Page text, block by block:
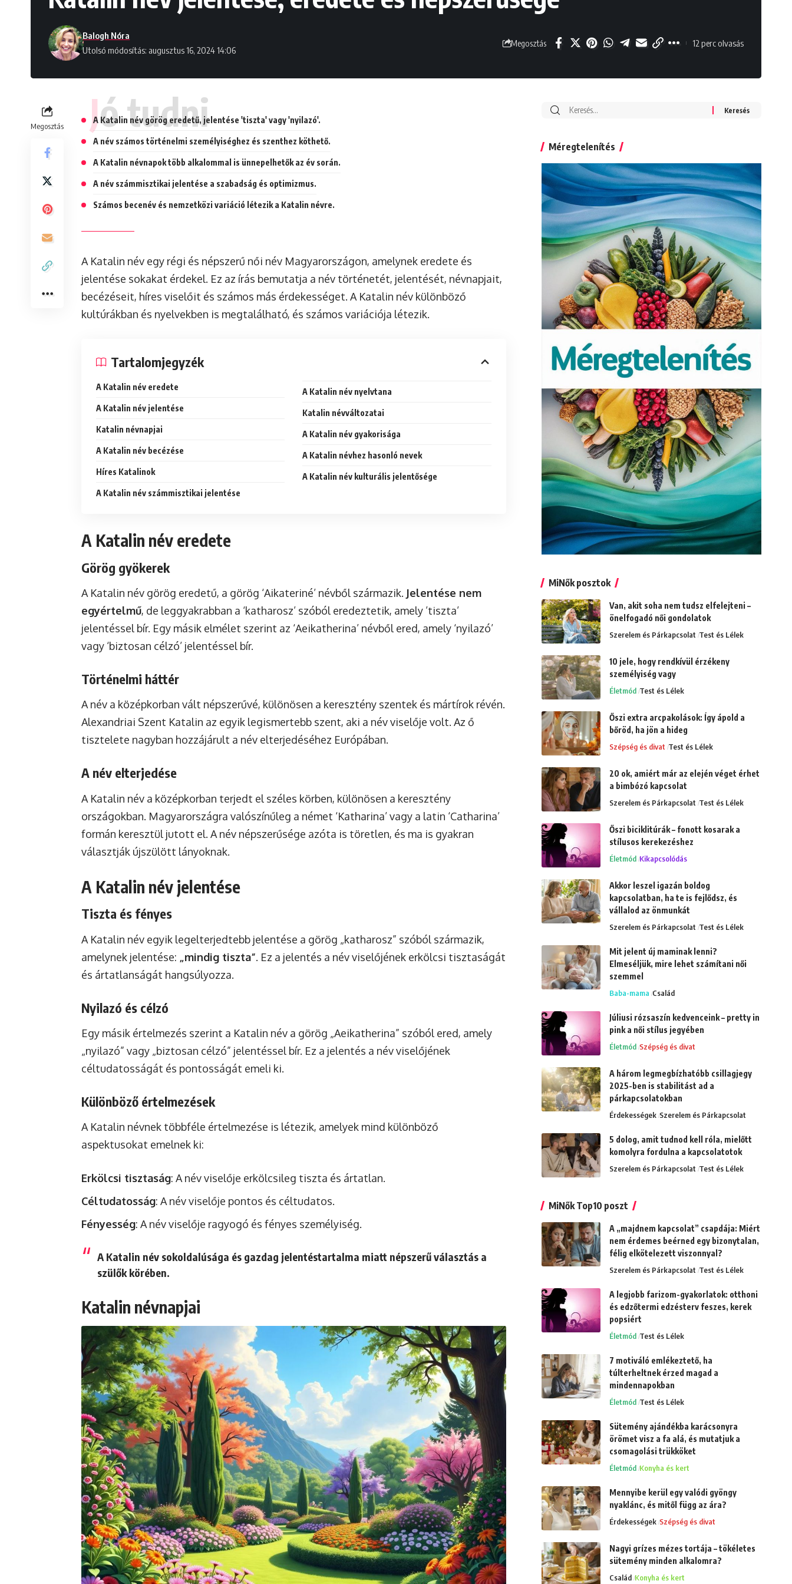
Utolsó módosítás: augusztus 16, 2024 14:06
Balogh Nóra
Megosztás 12 perc olvasás
Megosztás Jó tudni
A Katalin név görög eredetű, jelentése 'tiszta' vagy 'nyilazó'.
A név számos történelmi személyiséghez és szenthez köthető.
A Katalin névnapok több alkalommal is ünnepelhetők az év során.
A név számmisztikai jelentése a szabadság és optimizmus.
Számos becenév és nemzetközi variáció létezik a Katalin névre.
A Katalin név egy régi és népszerű női név Magyarországon, amelynek eredete és
jelentése sokakat érdekel. Ez az írás bemutatja a név történetét, jelentését, névnapjait,
becézéseit, híres viselőit és számos más érdekességet. A Katalin név különböző
kultúrákban és nyelvekben is megtalálható, és számos variációja létezik.
Tartalomjegyzék
A Katalin név eredete
A Katalin név jelentése
Katalin névnapjai
A Katalin név becézése
Híres Katalinok
A Katalin név számmisztikai jelentése
A Katalin név nyelvtana
Katalin névváltozatai
A Katalin név gyakorisága
A Katalin névhez hasonló nevek
A Katalin név kulturális jelentősége
A Katalin név eredete
Görög gyökerek
A Katalin név görög eredetű, a görög ‘Aikateriné’ névből származik. Jelentése nem
egyértelmű, de leggyakrabban a ‘katharosz’ szóból eredeztetik, amely ’tiszta’
jelentéssel bír. Egy másik elmélet szerint az ‘Aeikatherina’ névből ered, amely ‘nyilazó’
vagy ‘biztosan célzó’ jelentéssel bír.
Történelmi háttér
A név a középkorban vált népszerűvé, különösen a keresztény szentek és mártírok révén.
Alexandriai Szent Katalin az egyik legismertebb szent, aki a név viselője volt. Az ő
tisztelete nagyban hozzájárult a név elterjedéséhez Európában.
A név elterjedése
A Katalin név a középkorban terjedt el széles körben, különösen a keresztény
országokban. Magyarországra valószínűleg a német ‘Katharina’ vagy a latin ‘Catharina’
formán keresztül jutott el. A név népszerűsége azóta is töretlen, és ma is gyakran
választják újszülött lányoknak.
A Katalin név jelentése
Tiszta és fényes
A Katalin név egyik legelterjedtebb jelentése a görög „katharosz” szóból származik,
amelynek jelentése: „mindig tiszta”. Ez a jelentés a név viselőjének erkölcsi tisztaságát
és ártatlanságát hangsúlyozza.
Nyilazó és célzó
Egy másik értelmezés szerint a Katalin név a görög „Aeikatherina” szóból ered, amely
„nyilazó” vagy „biztosan célzó” jelentéssel bír. Ez a jelentés a név viselőjének
céltudatosságát és pontosságát emeli ki.
Különböző értelmezések
A Katalin névnek többféle értelmezése is létezik, amelyek mind különböző
aspektusokat emelnek ki:
Erkölcsi tisztaság: A név viselője erkölcsileg tiszta és ártatlan.
Céltudatosság: A név viselője pontos és céltudatos.
Fényesség: A név viselője ragyogó és fényes személyiség.
A Katalin név sokoldalúsága és gazdag jelentéstartalma miatt népszerű választás a
szülők körében.
Katalin névnapjai
Search
Méregtelenítés
MiNők posztok
Van, akit soha nem tudsz elfelejteni –
önelfogadó női gondolatok
Szerelem és Párkapcsolat Test és Lélek
10 jele, hogy rendkívül érzékeny
személyiség vagy
Életmód Test és Lélek
Őszi extra arcpakolások: Így ápold a
bőröd, ha jön a hideg
Szépség és divat Test és Lélek
20 ok, amiért már az elején véget érhet
a bimbózó kapcsolat
Szerelem és Párkapcsolat Test és Lélek
Őszi biciklitúrák – fonott kosarak a
stílusos kerekezéshez
Életmód Kikapcsolódás
Akkor leszel igazán boldog
kapcsolatban, ha te is fejlődsz, és
vállalod az önmunkát
Szerelem és Párkapcsolat Test és Lélek
Mit jelent új maminak lenni?
Elmeséljük, mire lehet számítani női
szemmel
Baba-mama Család
Júliusi rózsaszín kedvenceink – pretty in
pink a női stílus jegyében
Életmód Szépség és divat
A három legmegbízhatóbb csillagjegy
2025-ben is stabilitást ad a
párkapcsolatokban
Érdekességek Szerelem és Párkapcsolat
5 dolog, amit tudnod kell róla, mielőtt
komolyra fordulna a kapcsolatotok
Szerelem és Párkapcsolat Test és Lélek
MiNők Top10 poszt
A „majdnem kapcsolat” csapdája: Miért
nem érdemes beérned egy bizonytalan,
félig elkötelezett viszonnyal?
Szerelem és Párkapcsolat Test és Lélek
A legjobb farizom-gyakorlatok: otthoni
és edzőtermi edzésterv feszes, kerek
popsiért
Életmód Test és Lélek
7 motiváló emlékeztető, ha
túlterheltnek érzed magad a
mindennapokban
Életmód Test és Lélek
Sütemény ajándékba karácsonyra
örömet visz a fa alá, és mutatjuk a
csomagolási trükköket
Életmód Konyha és kert
Mennyibe kerül egy valódi gyöngy
nyaklánc, és mitől függ az ára?
Érdekességek Szépség és divat
Nagyi grízes mézes tortája – tökéletes
sütemény minden alkalomra?
Család Konyha és kert